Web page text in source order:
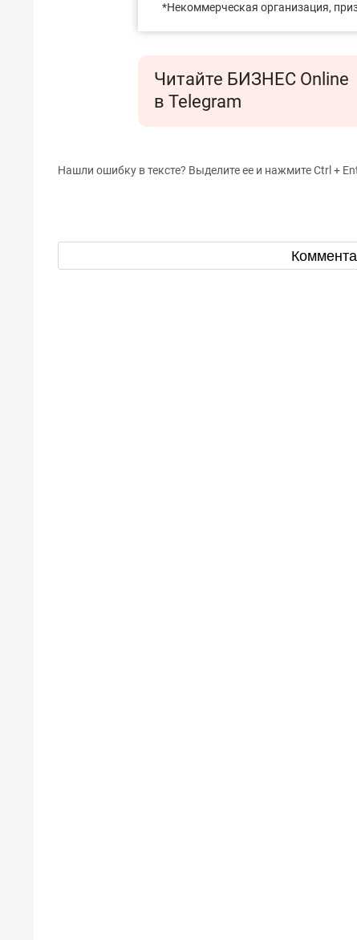
*Некоммерческая организация,
Читайте БИЗНЕС Online
в Telegram
Нашли ошибку в тексте? Выделите ее и нажмите Ctrl +